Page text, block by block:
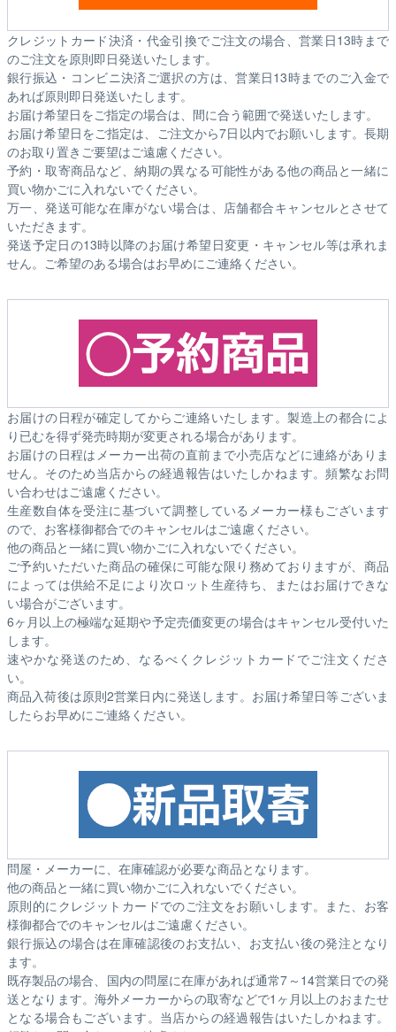
クレジットカード決済・代金引換でご注文の場合、営業日13時まで
のご注文を原則即日発送いたします。
銀行振込・コンビニ決済ご選択の方は、営業日13時までのご入金で
あれば原則即日発送いたします。
お届け希望日をご指定の場合は、間に合う範囲で発送いたします。
お届け希望日をご指定は、ご注文から7日以内でお願いします。長期
のお取り置きご要望はご遠慮ください。
予約・取寄商品など、納期の異なる可能性がある他の商品と一緒に
買い物かごに入れないでください。
万一、発送可能な在庫がない場合は、店舗都合キャンセルとさせて
いただきます。
発送予定日の13時以降のお届け希望日変更・キャンセル等は承れま
せん。ご希望のある場合はお早めにご連絡ください。
お届けの日程が確定してからご連絡いたします。製造上の都合によ
り已むを得ず発売時期が変更される場合があります。
お届けの日程はメーカー出荷の直前まで小売店などに連絡がありま
せん。そのため当店からの経過報告はいたしかねます。頻繁なお問
い合わせはご遠慮ください。
生産数自体を受注に基づいて調整しているメーカー様もございます
ので、お客様御都合でのキャンセルはご遠慮ください。
他の商品と一緒に買い物かごに入れないでください。
ご予約いただいた商品の確保に可能な限り務めておりますが、商品
によっては供給不足により次ロット生産待ち、またはお届けできな
い場合がございます。
6ヶ月以上の極端な延期や予定売価変更の場合はキャンセル受付いた
します。
速やかな発送のため、なるべくクレジットカードでご注文くださ
い。
商品入荷後は原則2営業日内に発送します。お届け希望日等ございま
したらお早めにご連絡ください。
問屋・メーカーに、在庫確認が必要な商品となります。
他の商品と一緒に買い物かごに入れないでください。
原則的にクレジットカードでのご注文をお願いします。また、お客
様御都合でのキャンセルはご遠慮ください。
銀行振込の場合は在庫確認後のお支払い、お支払い後の発注となり
ます。
既存製品の場合、国内の問屋に在庫があれば通常7～14営業日での発
送となります。海外メーカーからの取寄などで1ヶ月以上のおまたせ
となる場合もございます。 当店からの経過報告はいたしかねます。